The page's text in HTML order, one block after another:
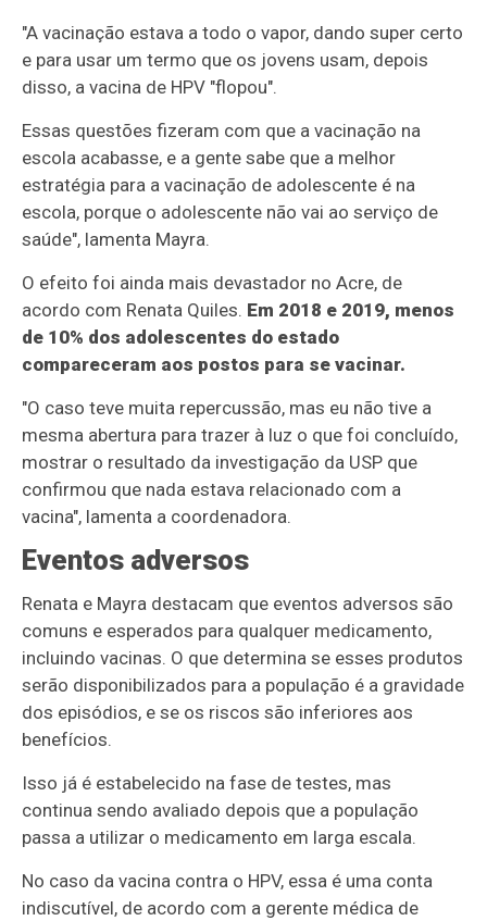
"A vacinação estava a todo o vapor, dando super certo
e para usar um termo que os jovens usam, depois
disso, a vacina de HPV "flopou".
Essas questões fizeram com que a vacinação na
escola acabasse, e a gente sabe que a melhor
estratégia para a vacinação de adolescente é na
escola, porque o adolescente não vai ao serviço de
saúde", lamenta Mayra.
O efeito foi ainda mais devastador no Acre, de
acordo com Renata Quiles. Em 2018 e 2019, menos
de 10% dos adolescentes do estado
compareceram aos postos para se vacinar.
"O caso teve muita repercussão, mas eu não tive a
mesma abertura para trazer à luz o que foi concluído,
mostrar o resultado da investigação da USP que
confirmou que nada estava relacionado com a
vacina", lamenta a coordenadora.
Eventos adversos
Renata e Mayra destacam que eventos adversos são
comuns e esperados para qualquer medicamento,
incluindo vacinas. O que determina se esses produtos
serão disponibilizados para a população é a gravidade
dos episódios, e se os riscos são inferiores aos
benefícios.
Isso já é estabelecido na fase de testes, mas
continua sendo avaliado depois que a população
passa a utilizar o medicamento em larga escala.
No caso da vacina contra o HPV, essa é uma conta
indiscutível, de acordo com a gerente médica de